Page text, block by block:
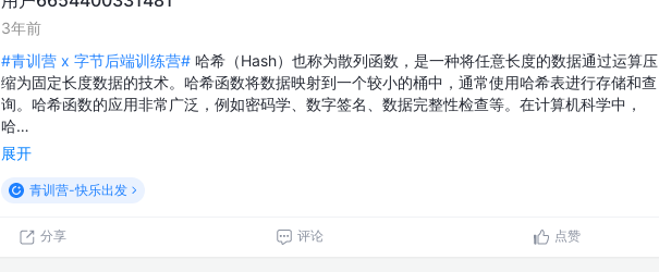
3年前
#青训营 x 字节后端训练营# 哈希（Hash）也称为散列函数，是一种将任意长度的数据通过运算压
缩为固定长度数据的技术。哈希函数将数据映射到一个较小的桶中，通常使用哈希表进行存储和查
询。哈希函数的应用非常广泛，例如密码学、数字签名、数据完整性检查等。在计算机科学中，
哈…
展开
青训营-快乐出发
分享 评论 点赞